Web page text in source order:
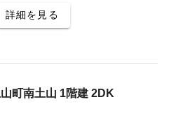
詳細を見る
町南土山 1階建 2DK